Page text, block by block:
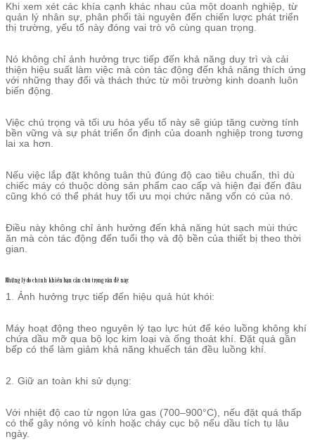
Khi xem xét các khía cạnh khác nhau của một doanh nghiệp, từ
quản lý nhân sự, phân phối tài nguyên đến chiến lược phát triển
thị trường, yếu tố này đóng vai trò vô cùng quan trọng.
Nó không chỉ ảnh hưởng trực tiếp đến khả năng duy trì và cải
thiện hiệu suất làm việc mà còn tác động đến khả năng thích ứng
với những thay đổi và thách thức từ môi trường kinh doanh luôn
biến động.
Việc chú trọng và tối ưu hóa yếu tố này sẽ giúp tăng cường tính
bền vững và sự phát triển ổn định của doanh nghiệp trong tương
lai xa hơn.
Nếu việc lắp đặt không tuân thủ đúng độ cao tiêu chuẩn, thì dù
chiếc máy có thuộc dòng sản phẩm cao cấp và hiện đại đến đâu
cũng khó có thể phát huy tối ưu mọi chức năng vốn có của nó.
Điều này không chỉ ảnh hưởng đến khả năng hút sạch mùi thức
ăn mà còn tác động đến tuổi thọ và độ bền của thiết bị theo thời
gian.
Những lý do chính khiến bạn cần chú trọng vấn đề này:
1. Ảnh hưởng trực tiếp đến hiệu quả hút khói:
Máy hoạt động theo nguyên lý tạo lực hút để kéo luồng không khí
chứa dầu mỡ qua bộ lọc kim loại và ống thoát khí. Đặt quá gần
bếp có thể làm giảm khả năng khuếch tán đều luồng khí.
2. Giữ an toàn khi sử dụng:
Với nhiệt độ cao từ ngọn lửa gas (700–900°C), nếu đặt quá thấp
có thể gây nóng vỏ kính hoặc cháy cục bộ nếu dầu tích tụ lâu
ngày.